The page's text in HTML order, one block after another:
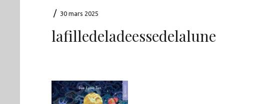
/ 30 mars 2025
lafilledeladeessedelalune